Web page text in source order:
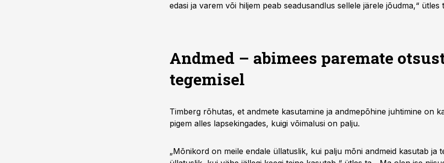
edasi ja varem või hiljem peab seadusandlus sellele järele jõudma,“ ütles
Andmed – abimees paremate
tegemisel
Timberg rõhutas, et andmete kasutamine ja andmepõhine juhtimine on
pigem alles lapsekingades, kuigi võimalusi on palju.
„Mõnikord on meile endale üllatuslik, kui palju mõni andmeid kasutab ja